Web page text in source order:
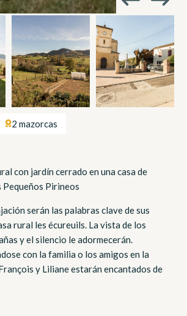
2 mazorcas
con jardín cerrado en una casa de
Pirineos
serán las palabras clave de sus
rural les écureuils. La vista de los
y el silencio le adormecerán.
con la familia o los amigos en la
y Liliane estarán encantados de